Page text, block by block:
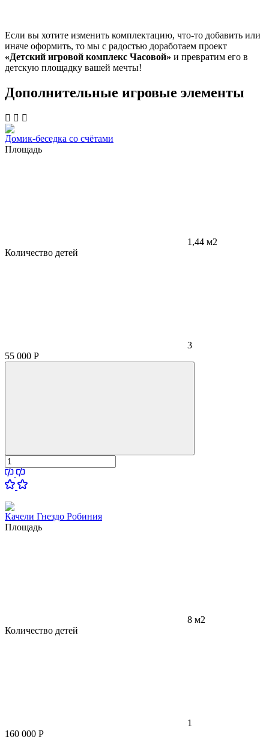
Если вы хотите изменить комплектацию, что-то добавить или
иначе оформить, то мы с радостью доработаем проект
«Детский игровой комплекс Часовой» и превратим его в
детскую площадку вашей мечты!
Дополнительные игровые элементы
Домик-беседка со счётами
Площадь
1,44 м2
Количество детей
3
55 000 Р
Качели Гнездо Робиния
Площадь
8 м2
Количество детей
1
160 000 Р